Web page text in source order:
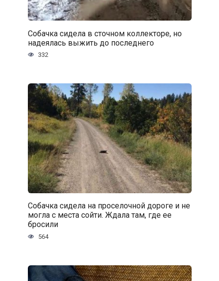
Собачка сидела в сточном коллекторе, но
надеялась выжить до последнего
332
Собачка сидела на проселочной дороге и не
могла с места сойти. Ждала там, где ее
бросили
564